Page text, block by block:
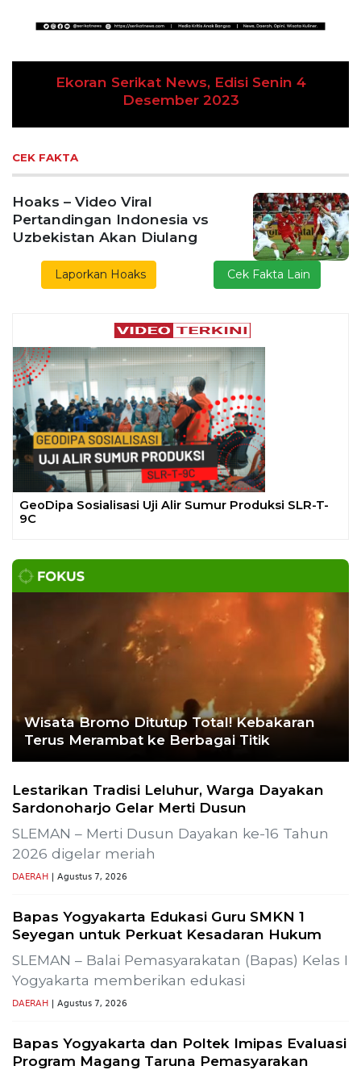
Ekoran Serikat News, Edisi Kamis 9
November 2023
CEK FAKTA
Hoaks – Video Viral
Pertandingan Indonesia vs
Uzbekistan Akan Diulang
Laporkan Hoaks Cek Fakta Lain
Gelar Media Gathering, Geodipa Ajak Media Diskusi
Pembangunan Proyek PLTP Dieng Unit 2
Previous
Wisata Bromo Ditutup Total! Kebakaran
Terus Merambat ke Berbagai Titik
Lestarikan Tradisi Leluhur, Warga Dayakan
Sardonoharjo Gelar Merti Dusun
SLEMAN – Merti Dusun Dayakan ke-16 Tahun
2026 digelar meriah
DAERAH | Agustus 7, 2026
Bapas Yogyakarta Edukasi Guru SMKN 1
Seyegan untuk Perkuat Kesadaran Hukum
SLEMAN – Balai Pemasyarakatan (Bapas) Kelas I
Yogyakarta memberikan edukasi
DAERAH | Agustus 7, 2026
Bapas Yogyakarta dan Poltek Imipas Evaluasi
Program Magang Taruna Pemasyarakan